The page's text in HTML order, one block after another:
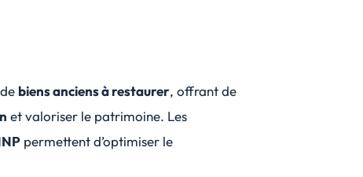
biens anciens à restaurer, offrant de
et valoriser le patrimoine. Les
permettent d’optimiser le